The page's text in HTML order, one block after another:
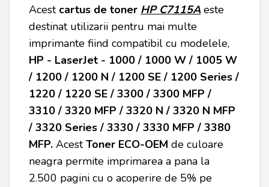
Acest cartus de toner HP C7115A este
destinat utilizarii pentru mai multe
imprimante fiind compatibil cu modelele,
HP - LaserJet - 1000 / 1000 W / 1005 W
/ 1200 / 1200 N / 1200 SE / 1200 Series /
1220 / 1220 SE / 3300 / 3300 MFP /
3310 / 3320 MFP / 3320 N / 3320 N MFP
/ 3320 Series / 3330 / 3330 MFP / 3380
MFP. AcestToner ECO-OEM de culoare
neagra permite imprimarea a pana la
2.500 pagini cu o acoperire de 5% pe